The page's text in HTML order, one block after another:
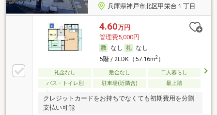
兵庫県神戸市北区甲栄台１丁目
4.60万円
管理費5,000円
なし
なし
5階 / 2LDK（57.16m2）
礼金なし 敷金なし
二人暮らし
バス・トイレ別
駐車場(近隣含) 最上階
クレジットカードをお持ちでなくても初期費用を分割
支払い可能